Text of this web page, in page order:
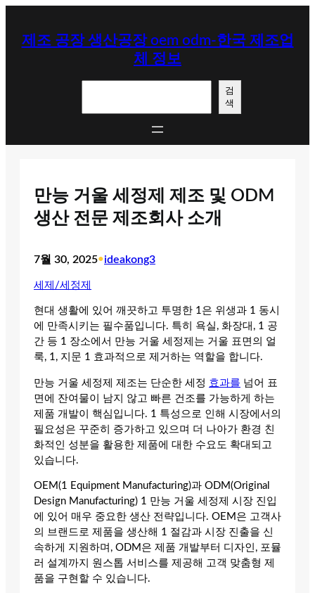
제조 공장 생산공장 oem odm-한국 제조업
체 정보
검
색
만능 거울 세정제 제조 및 ODM
생산 전문 제조회사 소개
7월 30, 2025•ideakong3
세제/세정제
현대 생활에 있어 깨끗하고 투명한 1은 위생과 1 동시
에 만족시키는 필수품입니다. 특히 욕실, 화장대, 1 공
간 등 1 장소에서 만능 거울 세정제는 거울 표면의 얼
룩, 1, 지문 1 효과적으로 제거하는 역할을 합니다.
만능 거울 세정제 제조는 단순한 세정 효과를 넘어 표
면에 잔여물이 남지 않고 빠른 건조를 가능하게 하는
제품 개발이 핵심입니다. 1 특성으로 인해 시장에서의
필요성은 꾸준히 증가하고 있으며 더 나아가 환경 친
화적인 성분을 활용한 제품에 대한 수요도 확대되고
있습니다.
OEM(1 Equipment Manufacturing)과 ODM(Original
Design Manufacturing) 1 만능 거울 세정제 시장 진입
에 있어 매우 중요한 생산 전략입니다. OEM은 고객사
의 브랜드로 제품을 생산해 1 절감과 시장 진출을 신
속하게 지원하며, ODM은 제품 개발부터 디자인, 포뮬
러 설계까지 원스톱 서비스를 제공해 고객 맞춤형 제
품을 구현할 수 있습니다.